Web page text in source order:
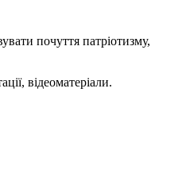
почуття патріотизму,
відеоматеріали.